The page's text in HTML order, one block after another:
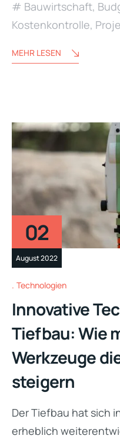
Bauwirtschaft,
Kostenkontrolle,
MEHR LESEN
02
August 2022
Technologien
Innovative
Tiefbau: Wie
Werkzeuge
steigern
Der Tiefbau hat sich
erheblich